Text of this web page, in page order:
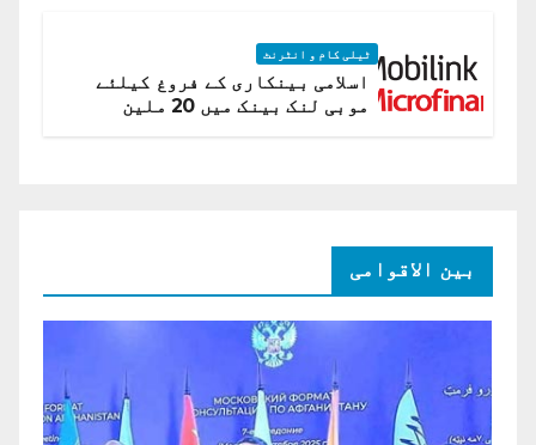
ٹیلی کام و انٹرنٹ
اسلامی بینکاری کے فروغ کیلئے
موبی لنک بینک میں 20 ملین
بین الاقوامی